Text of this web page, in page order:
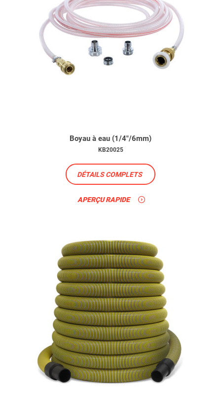
Boyau à eau (1/4"/6mm)
KB20025
DÉTAILS COMPLETS
APERÇU RAPIDE